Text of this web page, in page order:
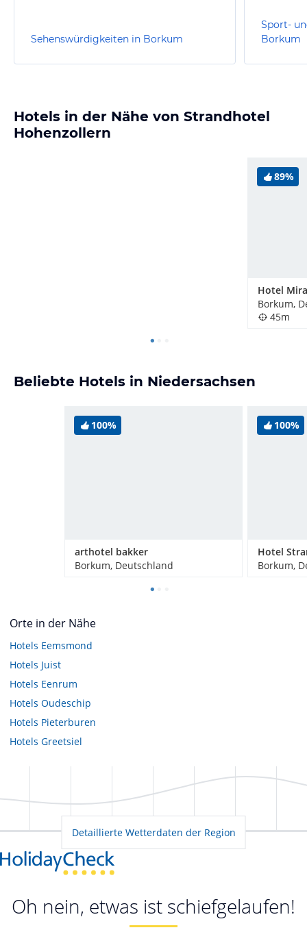
Sehenswürdigkeiten in Borkum
Sport-
Borkum
Hotels in der Nähe von Strandhotel
Hohenzollern
89%
Hotel
Borkum,
45m
Beliebte Hotels in Niedersachsen
100%
arthotel bakker
Borkum, Deutschland
100%
Borkum,
Orte in der Nähe
Hotels Eemsmond
Hotels Juist
Hotels Eenrum
Hotels Oudeschip
Hotels Pieterburen
Hotels Greetsiel
Detaillierte Wetterdaten der Region
Oh nein, etwas ist schiefgelaufen!